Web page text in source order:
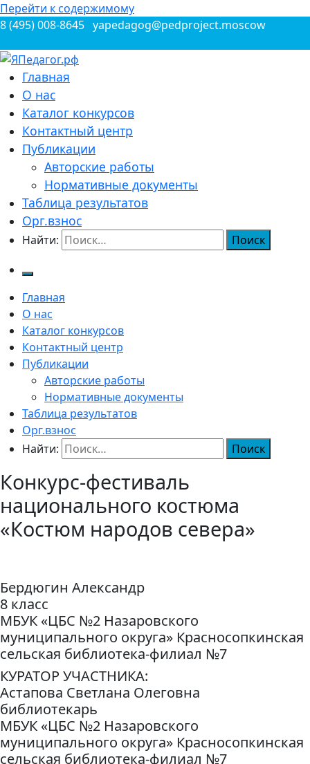
Перейти к содержимому
8 (495) 008-8645 yapedagog@pedproject.moscow
ЯПедагог.рф
Всероссийские конкурсы для педагогов
Главная
О нас
Каталог конкурсов
Контактный центр
Публикации
Авторские работы
Нормативные документы
Таблица результатов
Орг.взнос
Найти:
Главная
О нас
Каталог конкурсов
Контактный центр
Публикации
Авторские работы
Нормативные документы
Таблица результатов
Орг.взнос
Найти:
Конкурс-фестиваль
национального костюма
«Костюм народов севера»
Бердюгин Александр
8 класс
МБУК «ЦБС №2 Назаровского
муниципального округа» Красносопкинская
сельская библиотека-филиал №7
КУРАТОР УЧАСТНИКА:
Астапова Светлана Олеговна
библиотекарь
МБУК «ЦБС №2 Назаровского
муниципального округа» Красносопкинская
сельская библиотека-филиал №7